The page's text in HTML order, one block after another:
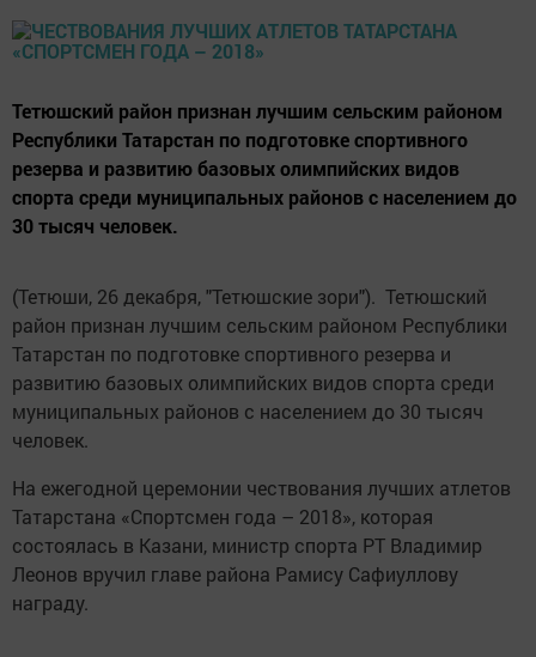
Тетюшский район признан лучшим сельским районом
Республики Татарстан по подготовке спортивного
резерва и развитию базовых олимпийских видов
спорта среди муниципальных районов с населением до
30 тысяч человек.
(Тетюши, 26 декабря, "Тетюшские зори"). Тетюшский
район признан лучшим сельским районом Республики
Татарстан по подготовке спортивного резерва и
развитию базовых олимпийских видов спорта среди
муниципальных районов с населением до 30 тысяч
человек.
На ежегодной церемонии чествования лучших атлетов
Татарстана «Спортсмен года – 2018», которая
состоялась в Казани, министр спорта РТ Владимир
Леонов вручил главе района Рамису Сафиуллову
награду.